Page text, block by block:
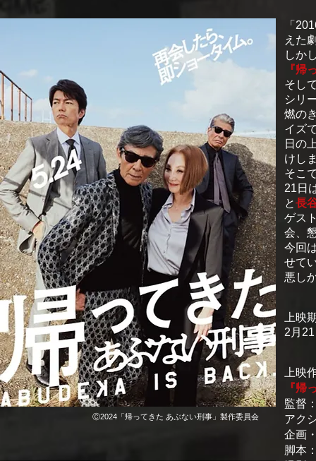
Ⓒ2024「帰ってきた あぶない刑事」製作委員会
「
えた
しか
『帰
そし
シリ
燃の
イズ
日の
けし
そこ
21日
と長
ゲス
会、
今回
せて
悪し
上映
2月
上映
『帰
監督
アク
企画
脚本